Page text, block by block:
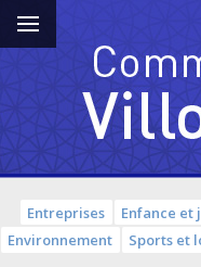
Entreprises Enfance et
Environnement
Sports et